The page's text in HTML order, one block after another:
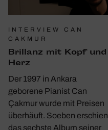
INTERVIEW CAN
CAKMUR
Bril­lanz mit Kopf und
Herz
Der 1997 in Ankara
geborene Pianist Can
Çakmur wurde mit Preisen
überhäuft. Soeben erschien
das sechste Album seiner